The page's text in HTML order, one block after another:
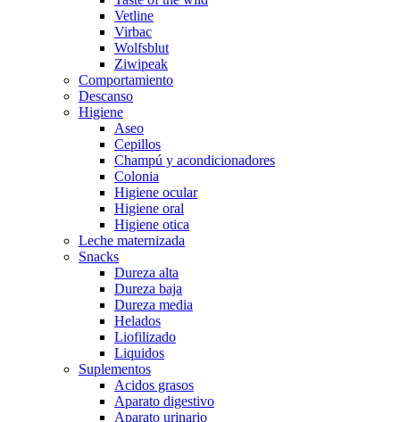
Vetline
Virbac
Wolfsblut
Ziwipeak
Comportamiento
Descanso
Higiene
Aseo
Cepillos
Champú y acondicionadores
Colonia
Higiene ocular
Higiene oral
Higiene otica
Leche maternizada
Snacks
Dureza alta
Dureza baja
Dureza media
Helados
Liofilizado
Liquidos
Suplementos
Acidos grasos
Aparato digestivo
Aparato urinario